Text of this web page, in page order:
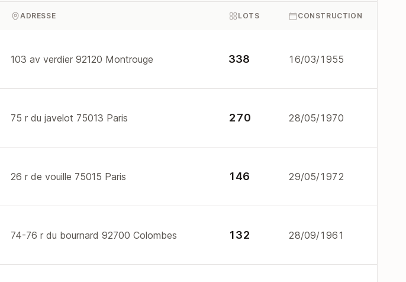
ADRESSE LOTS CONSTRUCTION
103 av verdier 92120 Montrouge 338 16/03/1955
75 r du javelot 75013 Paris 270 28/05/1970
26 r de vouille 75015 Paris 146 29/05/1972
74-76 r du bournard 92700 Colombes 132 28/09/1961